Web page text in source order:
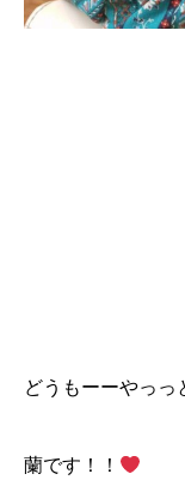
どうもーーやっっ
蘭です！！